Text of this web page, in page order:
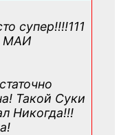
супер!!!!111
МАИ
Такой Суки
Никогда!!!